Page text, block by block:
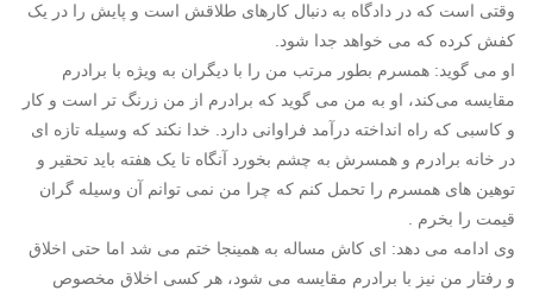
وقتی است که در دادگاه به دنبال کارهای طلاقش است و پایش را در یک
کفش کرده که می خواهد جدا شود.
او می گوید: همسرم بطور مرتب من را با دیگران به ویژه با برادرم
مقایسه می‌کند، او به من می گوید که برادرم از من زرنگ تر است و کار
و کاسبی که راه انداخته درآمد فراوانی دارد. خدا نکند که وسیله تازه ای
در خانه برادرم و همسرش به چشم بخورد آنگاه تا یک هفته باید تحقیر و
توهین های همسرم را تحمل کنم که چرا من نمی توانم آن وسیله گران
قیمت را بخرم .
وی ادامه می دهد: ای کاش مساله به همینجا ختم می شد اما حتی اخلاق
و رفتار من نیز با برادرم مقایسه می شود، هر کسی اخلاق مخصوص